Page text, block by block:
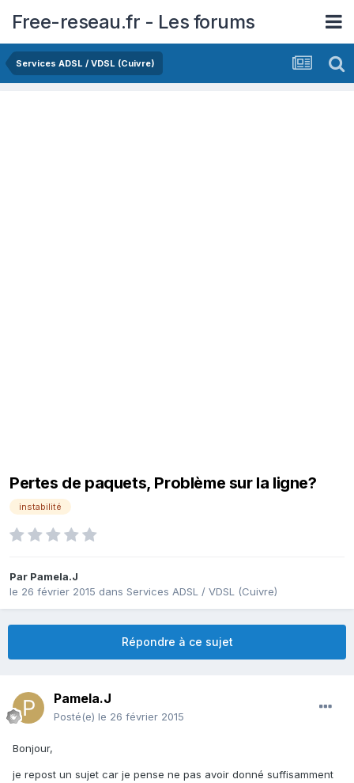
Free-reseau.fr - Les forums
Services ADSL / VDSL (Cuivre)
Pertes de paquets, Problème sur la ligne?
instabilité
Par Pamela.J
le 26 février 2015 dans Services ADSL / VDSL (Cuivre)
Répondre à ce sujet
Pamela.J
Posté(e) le 26 février 2015
Bonjour,
je repost un sujet car je pense ne pas avoir donné suffisamment